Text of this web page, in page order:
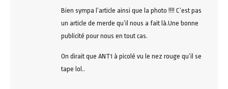
Bien sympa l’article ainsi que la photo !!!! C’est pas
un article de merde qu’il nous a fait là.Une bonne
publicité pour nous en tout cas.
On dirait que ANT1 à picolé vu le nez rouge qu’il se
tape lol..